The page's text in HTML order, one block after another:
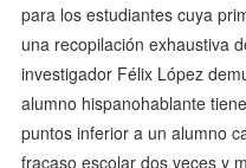
para los estudiantes cuya
una recopilación exhaustiva
investigador Félix López
alumno hispanohablante
puntos inferior a un alumno
fracaso escolar dos veces y